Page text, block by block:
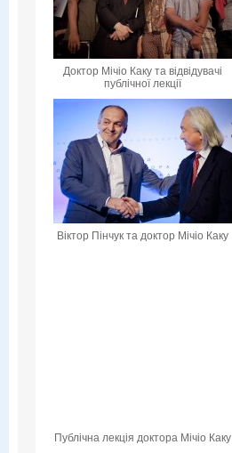
Доктор Мічіо Каку та відвідувачі
публічної лекції
Віктор Пінчук та доктор Мічіо Каку
Публічна лекція доктора Мічіо Каку